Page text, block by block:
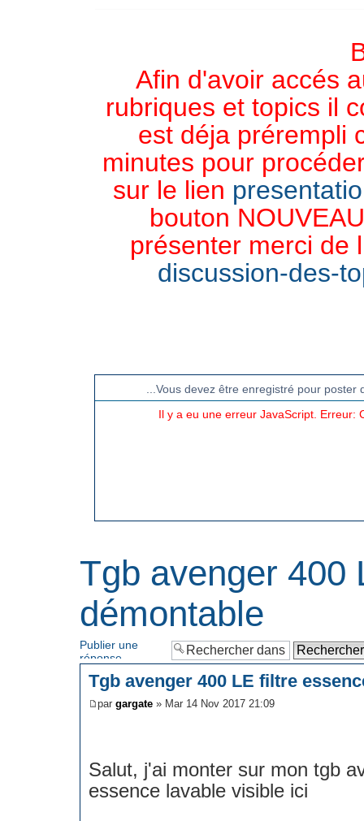
Afin d'avoir accés
rubriques et topics il
est déja prérempli
minutes pour
sur le lien
bouton
présenter merci de
discussion-des-
...Vous devez être enregistré pour
Il y a eu une erreur JavaScript. Erreur:
Tgb avenger 400
démontable
Publier une
réponse
Tgb avenger 400 LE filtre
par gargate » Mar 14 Nov 2017 21:09
Salut, j'ai monter sur mon tgb
essence lavable visible ici